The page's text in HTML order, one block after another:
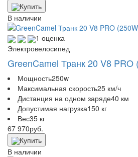
Купить
В наличии
1 оценка
Электровелосипед
GreenCamel Транк 20 V8 PRO
Мощность250w
Максимальная скорость25 км/ч
Дистанция на одном заряде40 км
Допустимая нагрузка150 кг
Вес35 кг
67 970руб.
Купить
В наличии